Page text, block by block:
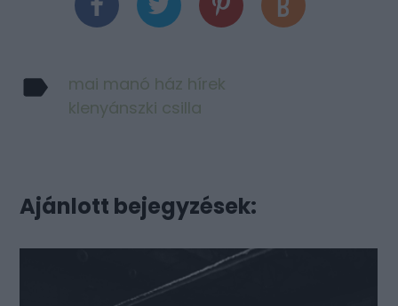
mai manó ház hírek
klenyánszki csilla
Ajánlott bejegyzések: